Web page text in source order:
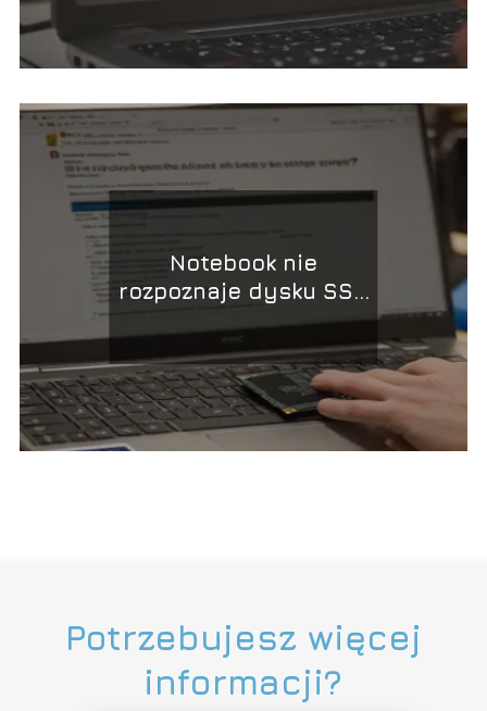
Notebook nie
rozpoznaje dysku SSD
– jakie kroki podjąć?
Potrzebujesz więcej
informacji?